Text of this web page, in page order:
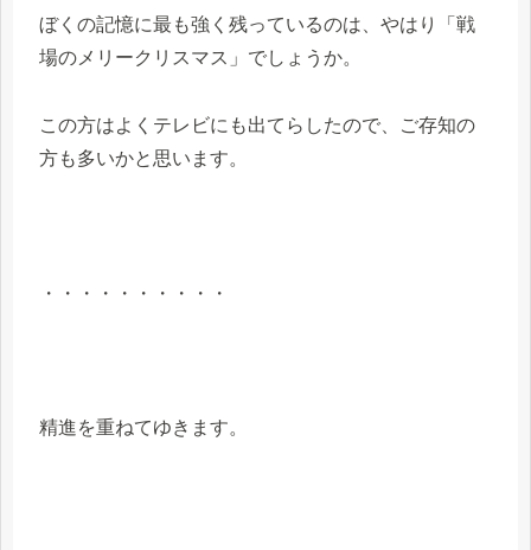
ぼくの記憶に最も強く残っているのは、やはり「戦
場のメリークリスマス」でしょうか。
この方はよくテレビにも出てらしたので、ご存知の
方も多いかと思います。
・・・・・・・・・・
精進を重ねてゆきます。